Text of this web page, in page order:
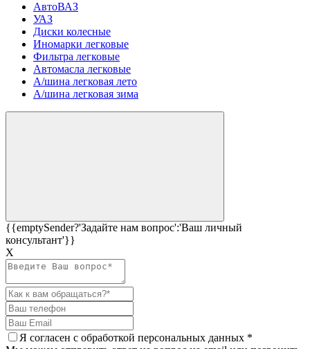
АвтоВАЗ
УАЗ
Диски колесные
Иномарки легковые
Фильтра легковые
Автомасла легковые
А/шина легковая лето
А/шина легковая зима
{{emptySender?'Задайте нам вопрос':'Ваш личный
консультант'}}
Х
Я согласен c обработкой персональных данных *